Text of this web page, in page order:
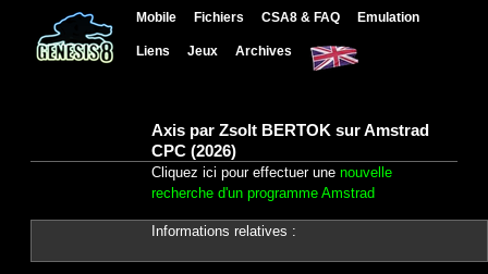
Mobile Fichiers CSA8 & FAQ Emulation
Liens Jeux Archives
Axis par Zsolt BERTOK sur Amstrad
CPC (2026)
Cliquez ici pour effectuer une nouvelle
recherche d'un programme Amstrad
Informations relatives :